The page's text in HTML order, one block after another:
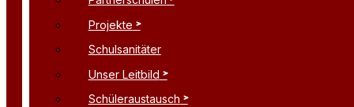
Projekte
Schulsanitäter
Unser Leitbild
Schüleraustausch